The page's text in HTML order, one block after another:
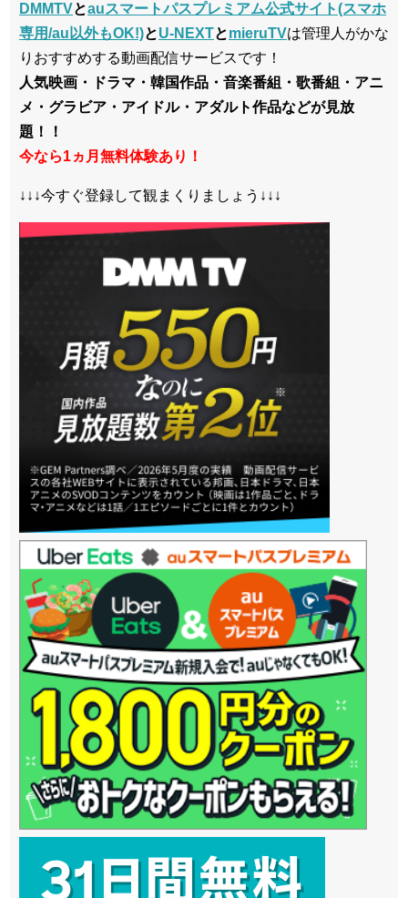
DMMTVとauスマートパスプレミアム公式サイト(スマホ
専用/au以外もOK!)とU-NEXTとmieruTVは管理人がかな
りおすすめする動画配信サービスです！
人気映画・ドラマ・韓国作品・音楽番組・歌番組・アニ
メ・グラビア・アイドル・アダルト作品などが見放
題！！
今なら1ヵ月無料体験あり！
↓↓↓今すぐ登録して観まくりましょう↓↓↓